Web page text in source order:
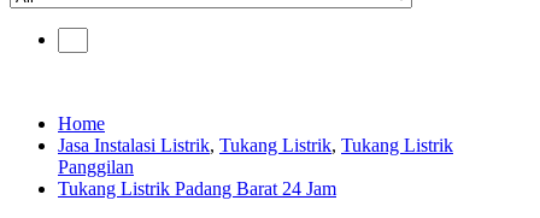
Home
Jasa Instalasi Listrik, Tukang Listrik, Tukang Listrik
Panggilan
Tukang Listrik Padang Barat 24 Jam